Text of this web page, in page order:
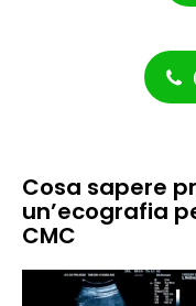
Cosa sapere
un’ecografia
CMC